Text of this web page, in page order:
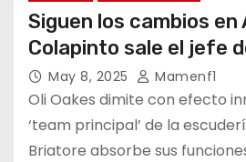
Siguen los cambios en
Colapinto sale el jefe
May 8, 2025 Mamenf1
Oli Oakes dimite con efecto
‘team principal’ de la
Briatore absorbe sus